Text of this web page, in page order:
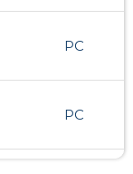
PC
PC